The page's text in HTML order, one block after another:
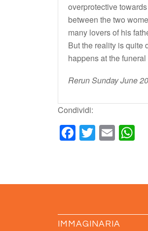
overprotective
between the two
many lovers of his
But the reality is quite
happens at the
Rerun Sunday June
Condividi:
Facebook
Twitter
Email
IMMAGINARIA